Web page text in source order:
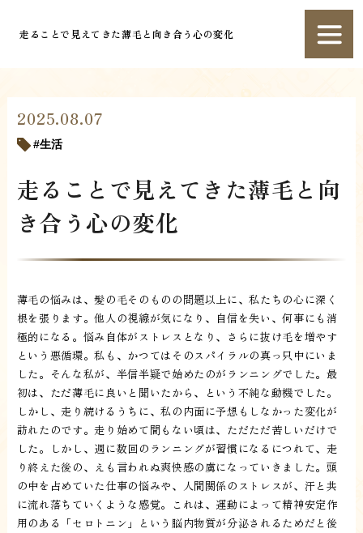
走ることで見えてきた薄毛と向き合う心の変化
2025.08.07
生活
走ることで見えてきた薄毛と向
き合う心の変化
薄毛の悩みは、髪の毛そのものの問題以上に、私たちの心に深く
根を張ります。他人の視線が気になり、自信を失い、何事にも消
極的になる。悩み自体がストレスとなり、さらに抜け毛を増やす
という悪循環。私も、かつてはそのスパイラルの真っ只中にいま
した。そんな私が、半信半疑で始めたのがランニングでした。最
初は、ただ薄毛に良いと聞いたから、という不純な動機でした。
しかし、走り続けるうちに、私の内面に予想もしなかった変化が
訪れたのです。走り始めて間もない頃は、ただただ苦しいだけで
した。しかし、週に数回のランニングが習慣になるにつれて、走
り終えた後の、えも言われぬ爽快感の虜になっていきました。頭
の中を占めていた仕事の悩みや、人間関係のストレスが、汗と共
に流れ落ちていくような感覚。これは、運動によって精神安定作
用のある「セロトニン」という脳内物質が分泌されるためだと後